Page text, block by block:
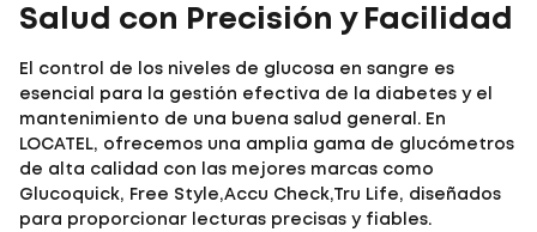
Salud con Precisión y Facilidad
El control de los niveles de glucosa en sangre es
esencial para la gestión efectiva de la diabetes y el
mantenimiento de una buena salud general. En
LOCATEL, ofrecemos una amplia gama de glucómetros
de alta calidad con las mejores marcas como
Glucoquick, Free Style,Accu Check,Tru Life, diseñados
para proporcionar lecturas precisas y fiables.